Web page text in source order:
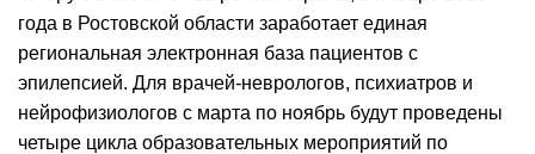
года в Ростовской области заработает единая
региональная электронная база пациентов с
эпилепсией. Для врачей-неврологов, психиатров и
нейрофизиологов с марта по ноябрь будут проведены
четыре цикла образовательных мероприятий по